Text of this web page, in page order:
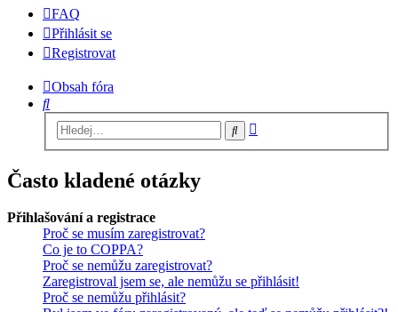
FAQ
Přihlásit se
Registrovat
Obsah fóra
Hledat
Hledat
Často kladené otázky
Přihlašování a registrace
Proč se musím zaregistrovat?
Co je to COPPA?
Proč se nemůžu zaregistrovat?
Zaregistroval jsem se, ale nemůžu se přihlásit!
Proč se nemůžu přihlásit?